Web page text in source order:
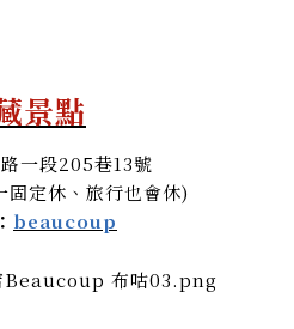
景點
一段205巷13號
定休、旅行也會休)
beaucoup